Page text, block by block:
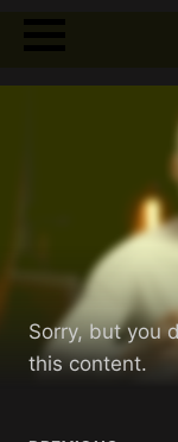
Sorry, but you
this content.